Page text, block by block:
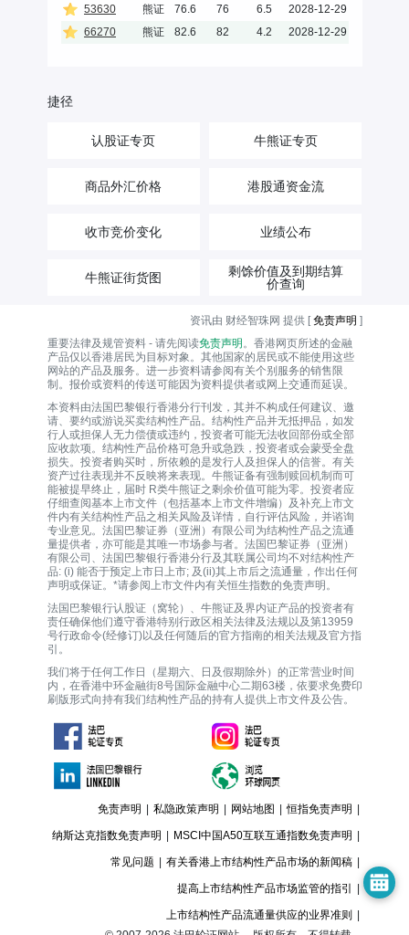
53630
熊证 76.6 76 6.5
2028-12-29
66270
熊证 82.6 82 4.2 2028-12-29
捷径
认股证专页 牛熊证专页
商品外汇价格 港股通资金流
收市竞价变化 业绩公布
牛熊证街货图
剩馀价值及到期结算
价查询
资讯由 财经智珠网 提供 [免责声明 ]
重要法律及规管资料 - 请先阅读免责声明 。香港网页所述的金融
产品仅以香港居民为目标对象。其他国家的居民或不能使用这些
网站的产品及服务。进一步资料请参阅有关个别服务的销售限
制。报价或资料的传送可能因为资料提供者或网上交通而延误。
本资料由法国巴黎银行香港分行刊发，其并不构成任何建议、邀
请、要约或游说买卖结构性产品。结构性产品并无抵押品，如发
行人或担保人无力偿债或违约，投资者可能无法收回部份或全部
应收款项。结构性产品价格可急升或急跌，投资者或会蒙受全盘
损失。投资者购买时，所依赖的是发行人及担保人的信誉。有关
资产过往表现并不反映将来表现。牛熊证备有强制赎回机制而可
能被提早终止，届时 R类牛熊证之剩余价值可能为零。投资者应
仔细查阅基本上市文件（包括基本上市文件增编）及补充上市文
件内有关结构性产品之相关风险及详情，自行评估风险，并谘询
专业意见。法国巴黎证券（亚洲）有限公司为结构性产品之流通
量提供者，亦可能是其唯一巿场参与者。法国巴黎证券（亚洲）
有限公司、法国巴黎银行香港分行及其联属公司均不对结构性产
品: (i) 能否于预定上市日上市; 及(ii)其上市后之流通量，作出任何
声明或保证。*请参阅上市文件内有关恒生指数的免责声明。
法国巴黎银行认股证（窝轮）、牛熊证及界内证产品的投资者有
责任确保他们遵守香港特别行政区相关法律及法规以及第13959
号行政命令(经修订)以及任何随后的官方指南的相关法规及官方指
引。
我们将于任何工作日（星期六、日及假期除外）的正常营业时间
内，在香港中环金融街8号国际金融中心二期63楼，依要求免费印
刷版形式向持有我们结构性产品的持有人提供上市文件及公告。
免责声明 | 私隐政策声明 | 网站地图 | 恒指免责声明 |
纳斯达克指数免责声明 | MSCI中国A50互联互通指数免责声明 |
常见问题 | 有关香港上市结构性产品市场的新闻稿 |
提高上市结构性产品市场监管的指引 |
上市结构性产品流通量供应的业界准则 |